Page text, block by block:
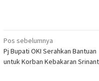
Navigasi
pos
Pos sebelumnya
Pj Bupati OKI Serahkan Bantuan
untuk Korban Kebakaran